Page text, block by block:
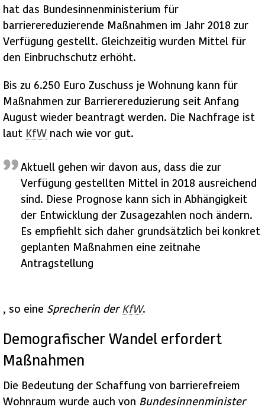
hat das Bundesinnenministerium für
barrierereduzierende Maßnahmen im Jahr 2018 zur
Verfügung gestellt. Gleichzeitig wurden Mittel für
den Einbruchschutz erhöht.
Bis zu 6.250 Euro Zuschuss je Wohnung kann für
Maßnahmen zur Barrierereduzierung seit Anfang
August wieder beantragt werden. Die Nachfrage ist
laut KfW nach wie vor gut.
Aktuell gehen wir davon aus, dass die zur
Verfügung gestellten Mittel in 2018 ausreichend
sind. Diese Prognose kann sich in Abhängigkeit
der Entwicklung der Zusagezahlen noch ändern.
Es empfiehlt sich daher grundsätzlich bei konkret
geplanten Maßnahmen eine zeitnahe
Antragstellung
, so eine Sprecherin der KfW.
Demografischer Wandel erfordert
Maßnahmen
Die Bedeutung der Schaffung von barrierefreiem
Wohnraum wurde auch von Bundesinnenminister